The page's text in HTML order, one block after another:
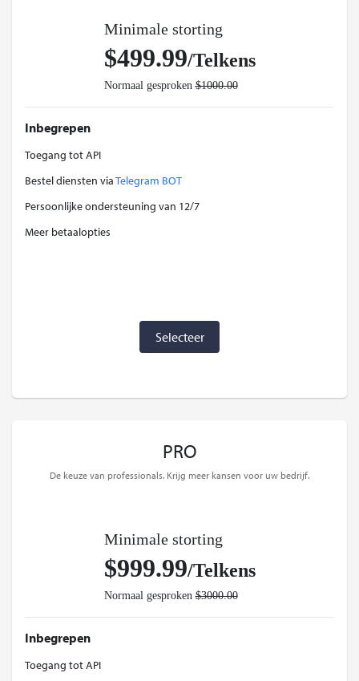
Minimale storting
$499.99/Telkens
Normaal gesproken$1000.00
Inbegrepen
Toegang tot API
Bestel diensten viaTelegram BOT
Persoonlijke ondersteuning van 12/7
Meer betaalopties
Selecteer
PRO
De keuze van professionals. Krijg meer kansen voor uw bedrijf.
Minimale storting
$999.99/Telkens
Normaal gesproken$3000.00
Inbegrepen
Toegang tot API